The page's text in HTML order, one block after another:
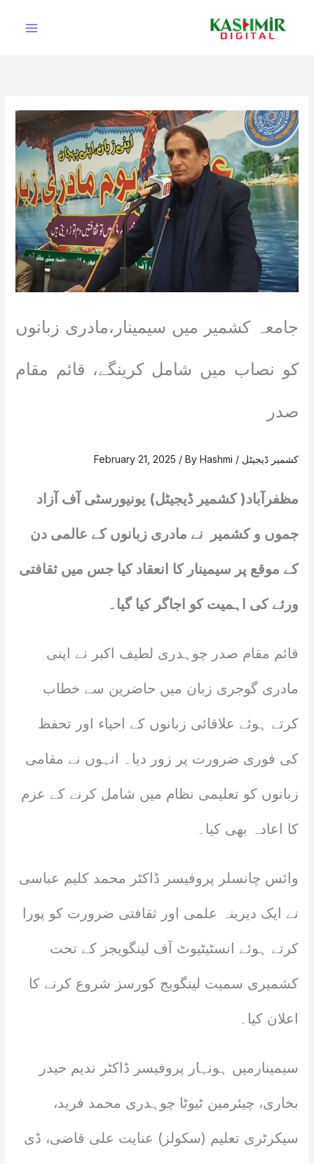
جامعہ کشمیر میں سیمینار،مادری زبانوں
کو نصاب میں شامل کرینگے، قائم مقام
صدر
کشمیر ڈیجیٹل /
February 21, 2025 / ByHashmi
مظفرآباد( کشمیر ڈیجیٹل) یونیورسٹی آف آزاد
جموں و کشمیر نے مادری زبانوں کے عالمی دن
کے موقع پر سیمینار کا انعقاد کیا جس میں ثقافتی
ورثے کی اہمیت کو اجاگر کیا گیا۔
قائم مقام صدر چوہدری لطیف اکبر نے اپنی
مادری گوجری زبان میں حاضرین سے خطاب
کرتے ہوئے علاقائی زبانوں کے احیاء اور تحفظ
کی فوری ضرورت پر زور دیا۔ انہوں نے مقامی
زبانوں کو تعلیمی نظام میں شامل کرنے کے عزم
کا اعادہ بھی کیا۔
وائس چانسلر پروفیسر ڈاکٹر محمد کلیم عباسی
نے ایک دیرینہ علمی اور ثقافتی ضرورت کو پورا
کرتے ہوئے انسٹیٹیوٹ آف لینگویجز کے تحت
کشمیری سمیت لینگویج کورسز شروع کرنے کا
اعلان کیا۔
سیمینارمیں ہونہار پروفیسر ڈاکٹر ندیم حیدر
بخاری، چیئرمین ٹیوٹا چوہدری محمد فرید،
سیکرٹری تعلیم (سکولز) عنایت علی قاضی، ڈی